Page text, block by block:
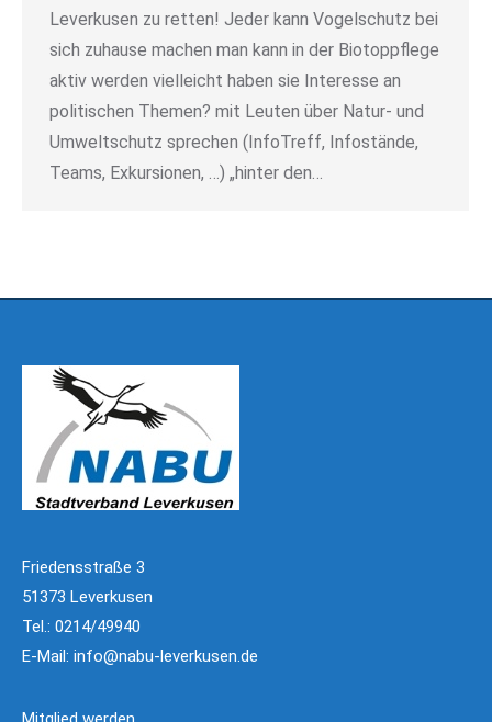
Leverkusen zu retten! Jeder kann Vogelschutz bei
sich zuhause machen man kann in der Biotoppflege
aktiv werden vielleicht haben sie Interesse an
politischen Themen? mit Leuten über Natur- und
Umweltschutz sprechen (InfoTreff, Infostände,
Teams, Exkursionen, …) „hinter den…
Friedensstraße 3
51373 Leverkusen
Tel.: 0214/49940
E-Mail: info@nabu-leverkusen.de